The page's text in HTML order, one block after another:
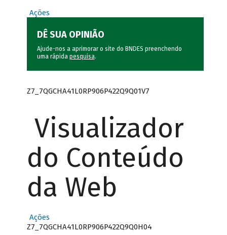
Ações
DÊ SUA OPINIÃO
Ajude-nos a aprimorar o site do BNDES preenchendo
uma rápida pesquisa.
Z7_7QGCHA41L0RP906P422Q9Q01V7
Visualizador
do Conteúdo
da Web
Ações
Z7_7QGCHA41L0RP906P422Q9Q0H04